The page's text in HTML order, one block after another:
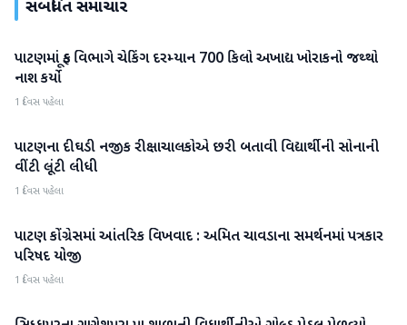
સંબંધિત સમાચાર
પાટણ
પાટણમાં ફૂડ વિભાગે ચેકિંગ દરમ્યાન 700 કિલો અખાદ્ય ખોરાકનો જથ્થો
નાશ કર્યો
1 દિવસ પહેલા
પાટણ
પાટણના દીઘડી નજીક રીક્ષાચાલકોએ છરી બતાવી વિદ્યાર્થીની સોનાની
વીંટી લૂંટી લીધી
1 દિવસ પહેલા
પાટણ
પાટણ કોંગ્રેસમાં આંતરિક વિખવાદ : અમિત ચાવડાના સમર્થનમાં પત્રકાર
પરિષદ યોજી
1 દિવસ પહેલા